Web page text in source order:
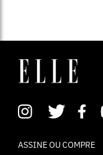
ASSINE OU COMPRE